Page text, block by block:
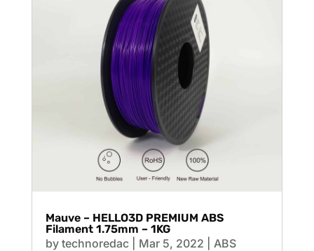
Mauve – HELLO3D PREMIUM ABS
Filament 1.75mm – 1KG
by technoredac| Mar 5, 2022
ABS